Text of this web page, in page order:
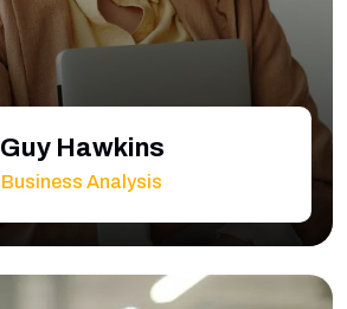
Guy Hawkins
Business Analysis